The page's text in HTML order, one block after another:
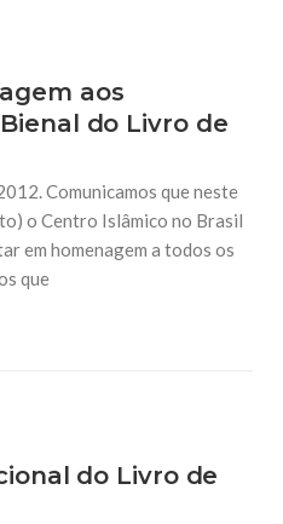
aos
do Livro de
Comunicamos que neste
o Centro Islâmico no Brasil
em homenagem a todos os
que
do Livro de